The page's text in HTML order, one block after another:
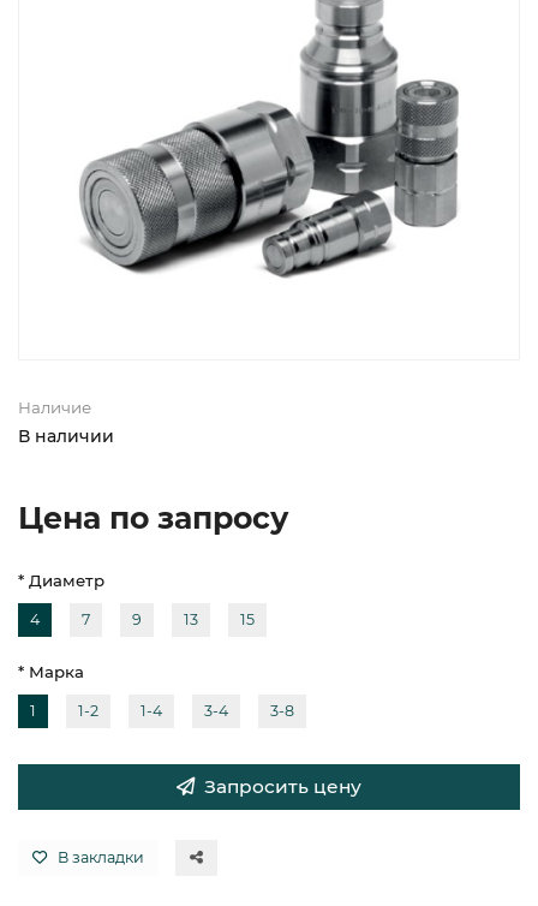
Наличие
В наличии
Цена по запросу
* Диаметр
4 7 9 13 15
* Марка
1 1-2 1-4 3-4 3-8
Запросить цену
В закладки